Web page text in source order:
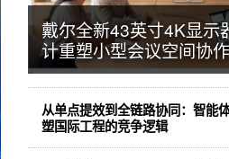
戴尔全新43英寸4K显示
计重塑小型会议空间协
从单点提效到全链路协同：智能
塑国际工程的竞争逻辑